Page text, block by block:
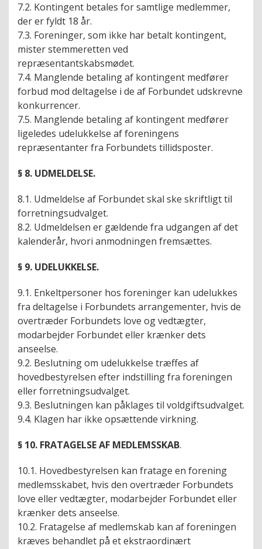
7.2. Kontingent betales for samtlige medlemmer,
der er fyldt 18 år.
7.3. Foreninger, som ikke har betalt kontingent,
mister stemmeretten ved
repræsentantskabsmødet.
7.4. Manglende betaling af kontingent medfører
forbud mod deltagelse i de af Forbundet udskrevne
konkurrencer.
7.5. Manglende betaling af kontingent medfører
ligeledes udelukkelse af foreningens
repræsentanter fra Forbundets tillidsposter.
§ 8. UDMELDELSE.
8.1. Udmeldelse af Forbundet skal ske skriftligt til
forretningsudvalget.
8.2. Udmeldelsen er gældende fra udgangen af det
kalenderår, hvori anmodningen fremsættes.
§ 9. UDELUKKELSE.
9.1. Enkeltpersoner hos foreninger kan udelukkes
fra deltagelse i Forbundets arrangementer, hvis de
overtræder Forbundets love og vedtægter,
modarbejder Forbundet eller krænker dets
anseelse.
9.2. Beslutning om udelukkelse træffes af
hovedbestyrelsen efter indstilling fra foreningen
eller forretningsudvalget.
9.3. Beslutningen kan påklages til voldgiftsudvalget.
9.4. Klagen har ikke opsættende virkning.
§ 10. FRATAGELSE AF MEDLEMSSKAB.
10.1. Hovedbestyrelsen kan fratage en forening
medlemsskabet, hvis den overtræder Forbundets
love eller vedtægter, modarbejder Forbundet eller
krænker dets anseelse.
10.2. Fratagelse af medlemskab kan af foreningen
kræves behandlet på et ekstraordinært